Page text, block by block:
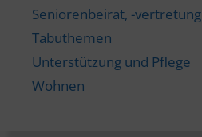
Seniorenbeirat, -vertretung
Tabuthemen
Unterstützung und Pflege
Wohnen